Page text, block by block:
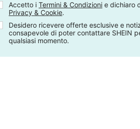
Accetto i Termini & Condizioni e dichiaro
Privacy & Cookie.
Desidero ricevere offerte esclusive e
consapevole di poter contattare SHEIN
qualsiasi momento.